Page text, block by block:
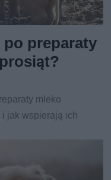
preparaty
mleko
jak wspierają ich